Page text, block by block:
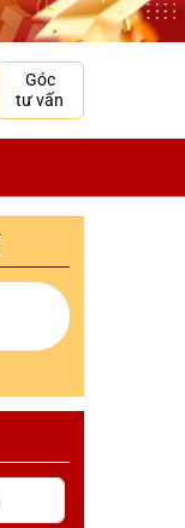
Góc
tư vấn